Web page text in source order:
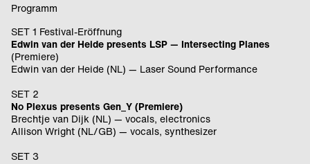
Programm
SET 1 Festival-Eröffnung
Edwin van der Heide presents LSP— Intersecting Planes
(Premiere)
Edwin van der Heide (NL) — Laser Sound Performance
SET 2
No Plexus presents Gen_Y (Premiere)
Brechtje van Dijk (NL) — vocals, electronics
Allison Wright (NL/GB) — vocals, synthesizer
SET 3